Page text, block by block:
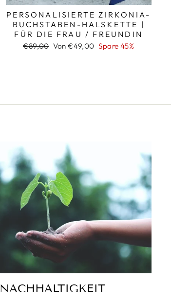
PERSONALISIERTE ZIRKONIA-
BUCHSTABEN-HALSKETTE |
FÜR DIE FRAU / FREUNDIN
Normaler
€89,00 Sonderpreis
Von €49,00 Spare 45%
NACHHALTIGKEIT